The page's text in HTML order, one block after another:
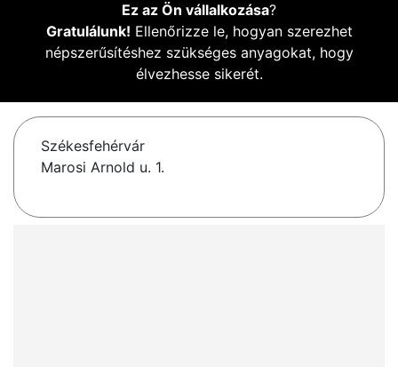
Ez az Ön vállalkozása?
Gratulálunk! Ellenőrizze le, hogyan szerezhet
népszerűsítéshez szükséges anyagokat, hogy
élvezhesse sikerét.
Székesfehérvár
Marosi Arnold u. 1.